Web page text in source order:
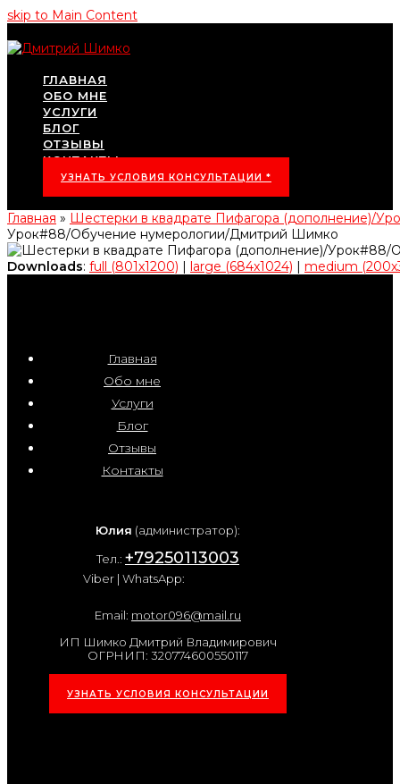
skip to Main Content
ГЛАВНАЯ
ОБО МНЕ
УСЛУГИ
БЛОГ
ОТЗЫВЫ
КОНТАКТЫ
УЗНАТЬ УСЛОВИЯ КОНСУЛЬТАЦИИ *
Главная » Шестерки в квадрате Пифагора (дополнение)/
Урок#88/Обучение нумерологии/Дмитрий Шимко
Downloads: full (801x1200) | large (684x1024) | medium
Главная
Обо мне
Услуги
Блог
Отзывы
Контакты
Юлия (администратор):
Тел.: +79250113003
Viber | WhatsApp:
Email: motor096@mail.ru
ИП Шимко Дмитрий Владимирович
ОГРНИП: 320774600550117
УЗНАТЬ УСЛОВИЯ КОНСУЛЬТАЦИИ